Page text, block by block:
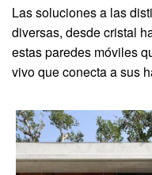
Las soluciones a las
diversas, desde cristal
estas paredes móviles
vivo que conecta a sus